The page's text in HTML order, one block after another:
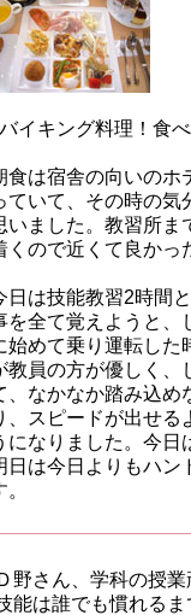
北陸
イキング料理！食
は宿舎の向いのホ
ていて、その時の気
いました。教習所
くので近くて良かっ
は技能教習2時間
を全て覚えようと、
始めて乗り運転した
教員の方が優しく、
、なかなか踏み込
、スピードが出せる
になりました。今
日は今日よりもハン
野さん、学科の授
能は誰でも慣れる